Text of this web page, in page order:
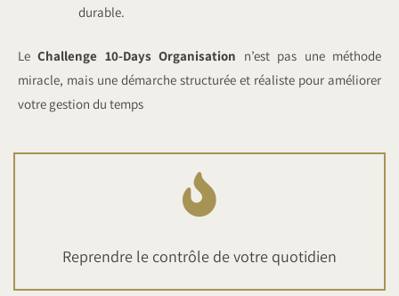
durable.
LeChallenge 10-Days Organisation n’est pas une méthode
miracle, mais une démarche structurée et réaliste pour améliorer
votre gestion du temps
Reprendre le contrôle de votre quotidien